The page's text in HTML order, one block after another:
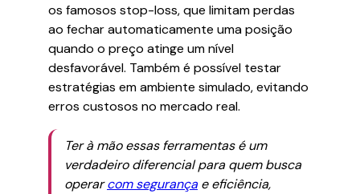
os famosos stop-loss, que limitam perdas
ao fechar automaticamente uma posição
quando o preço atinge um nível
desfavorável. Também é possível testar
estratégias em ambiente simulado, evitando
erros custosos no mercado real.
Ter à mão essas ferramentas é um
verdadeiro diferencial para quem busca
operarcom segurança e eficiência,